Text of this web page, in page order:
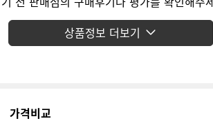
상품정보 더보기
가격비교